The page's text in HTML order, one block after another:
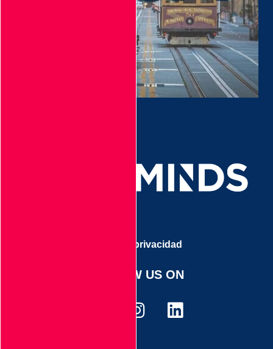
Aviso de privacidad
FOLLOW US ON